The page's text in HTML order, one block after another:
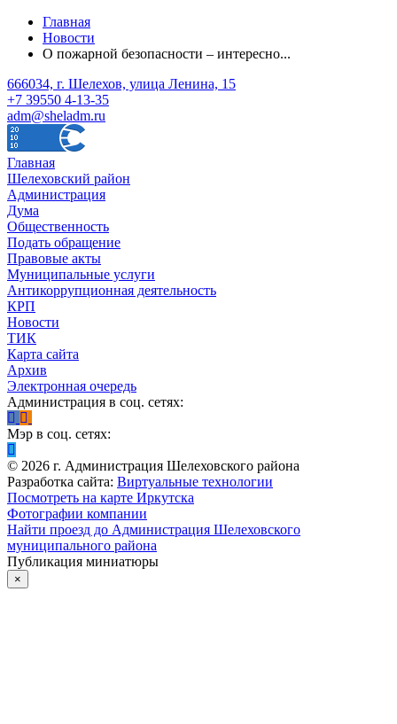
Главная
Новости
О пожарной безопасности – интересно...
666034, г. Шелехов, улица Ленина, 15
+7 39550 4-13-35
adm@sheladm.ru
Главная
Шелеховский район
Администрация
Дума
Общественность
Подать обращение
Правовые акты
Муниципальные услуги
Антикоррупционная деятельность
КРП
Новости
ТИК
Карта сайта
Архив
Электронная очередь
Администрация в соц. сетях:
Мэр в соц. сетях:
© 2026 г. Администрация Шелеховского района
Разработка сайта: Виртуальные технологии
Посмотреть на карте Иркутска
Фотографии компании
Найти проезд до Администрация Шелеховского
муниципального района
Публикация миниатюры
×